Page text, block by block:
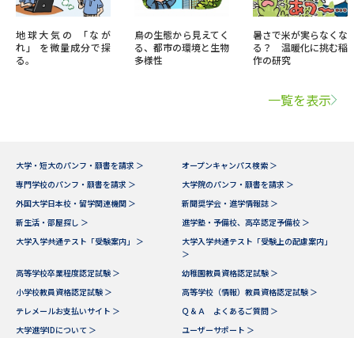
地球大気の 「なが
れ」 を微量成分で探
る。
鳥の生態から見えてく
る、都市の環境と生物
多様性
暑さで米が実らなくな
る？ 温暖化に挑む稲
作の研究
一覧を表示
大学・短大のパンフ・願書を請求 ＞
オープンキャンパス検索 ＞
専門学校のパンフ・願書を請求 ＞
大学院のパンフ・願書を請求 ＞
外国大学日本校・留学関連機関 ＞
新聞奨学会・進学情報誌 ＞
新生活・部屋探し ＞
進学塾・予備校、高卒認定予備校 ＞
大学入学共通テスト「受験案内」 ＞
大学入学共通テスト「受験上の配慮案内」
＞
高等学校卒業程度認定試験 ＞
幼稚園教員資格認定試験 ＞
小学校教員資格認定試験 ＞
高等学校（情報）教員資格認定試験 ＞
テレメールお支払いサイト ＞
Ｑ＆Ａ よくあるご質問 ＞
大学進学IDについて ＞
ユーザーサポート ＞